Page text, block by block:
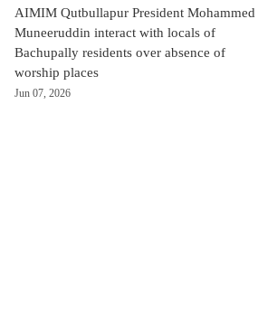
AIMIM Qutbullapur President Mohammed
Muneeruddin interact with locals of
Bachupally residents over absence of
worship places
Jun 07, 2026